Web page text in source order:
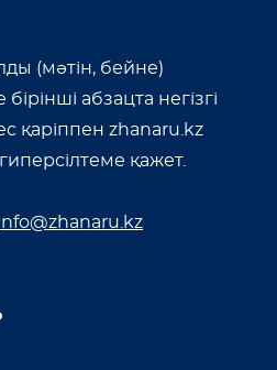
(мәтін, бейне)
абзацта негізгі
қаріппен zhanaru.kz
қажет.